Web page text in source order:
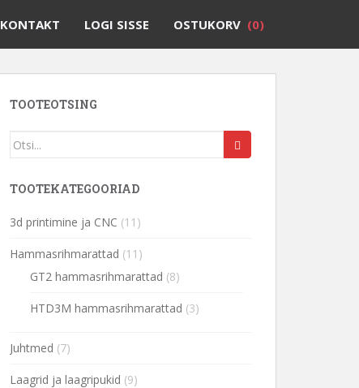
KONTAKT LOGI SISSE OSTUKORV (0)
TOOTEOTSING
TOOTEKATEGOORIAD
3d printimine ja CNC (11)
Hammasrihmarattad (11)
GT2 hammasrihmarattad (8)
HTD3M hammasrihmarattad (3)
Juhtmed (7)
Laagrid ja laagripukid (9)